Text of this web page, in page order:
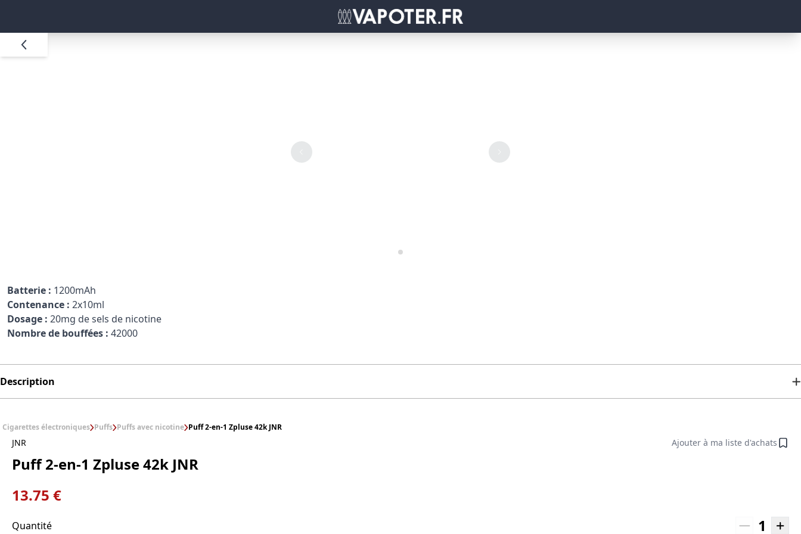
Batterie : 1200mAh
Contenance : 2x10ml
Dosage : 20mg de sels de nicotine
Nombre de bouffées : 42000
Description
Cigarettes électroniques Puffs Puffs avec nicotine Puff 2-en-1 Zpluse 42k JNR
JNR Ajouter à ma liste d'achats
Puff 2-en-1 Zpluse 42k JNR
13.75 €
Quantité 1